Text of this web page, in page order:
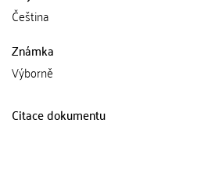
Čeština
Známka
Výborně
Citace dokumentu